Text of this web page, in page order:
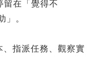
留在「覺得不
」。
、指派任務、觀察實